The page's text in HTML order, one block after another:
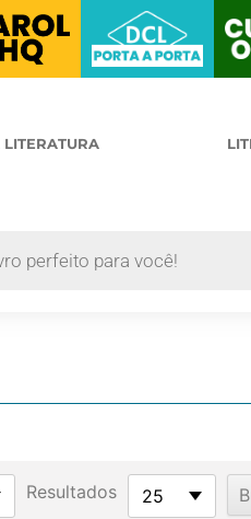
LITERATURA
Resultados 25